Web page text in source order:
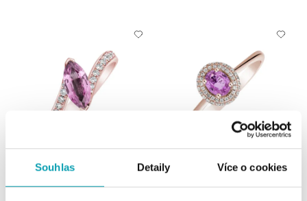
Souhlas Detaily Více o cookies
ALO